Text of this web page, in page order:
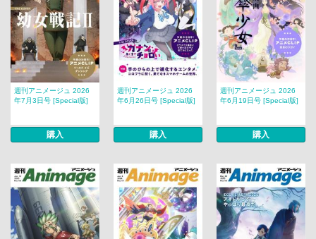
週刊アニメージュ 2026
年7月3日号 [Special版]
購入
週刊アニメージュ 2026
年6月26日号 [Special版]
購入
週刊アニメージュ 2026
年6月19日号 [Special版]
購入